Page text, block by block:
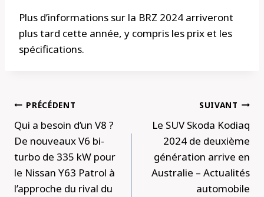
Plus d’informations sur la BRZ 2024 arriveront
plus tard cette année, y compris les prix et les
spécifications.
Navigation
de
l’article
PRÉCÉDENT
Qui a besoin d’un V8 ?
De nouveaux V6 bi-
turbo de 335 kW pour
le Nissan Y63 Patrol à
l’approche du rival du
SUIVANT
Le SUV Skoda Kodiaq
2024 de deuxième
génération arrive en
Australie – Actualités
automobile